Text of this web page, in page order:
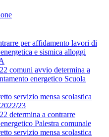
per affidamento lavori di
e sismica alloggi
comuni avvio determina a
energetico Scuola
servizio mensa scolastica
23
determina a contrarre
Palestra comunale
servizio mensa scolastica